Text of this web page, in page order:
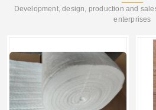
Development, design, production and
enterprises